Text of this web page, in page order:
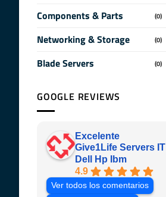
Components & Parts (0)
Networking & Storage (0)
Blade Servers (0)
GOOGLE REVIEWS
Excelente
Give1Life Servers IT
Dell Hp Ibm
4.9
Ver todos los comentarios